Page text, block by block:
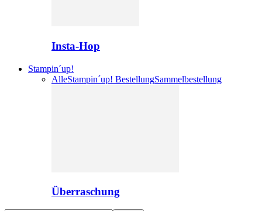
Insta-Hop
Stampin´up!
AlleStampin´up! BestellungSammelbestellung
Überraschung